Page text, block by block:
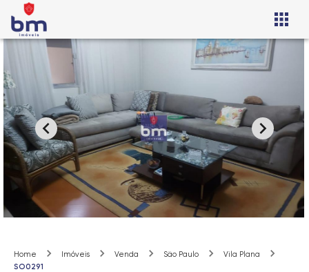
Home Imóveis Venda São Paulo
Vila Plana
SO0291